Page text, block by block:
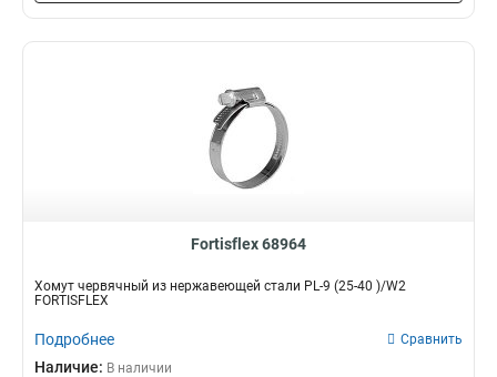
Fortisflex 68964
Хомут червячный из нержавеющей стали PL-9 (25-40 )/W2
FORTISFLEX
Подробнее Сравнить
Наличие: В наличии